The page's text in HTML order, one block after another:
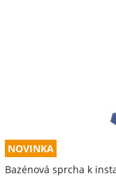
NOVINKA
Bazénová sprcha k